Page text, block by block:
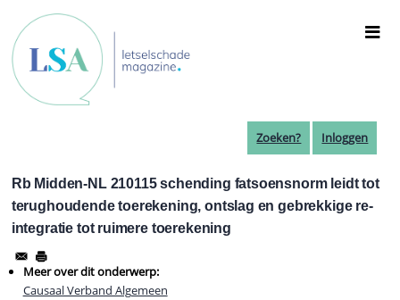
naar
de
inhoud
gaan
Zoeken? Inloggen
Rb Midden-NL 210115 schending fatsoensnorm leidt tot
terughoudende toerekening, ontslag en gebrekkige re-
integratie tot ruimere toerekening
Meer over dit onderwerp:
Causaal Verband Algemeen